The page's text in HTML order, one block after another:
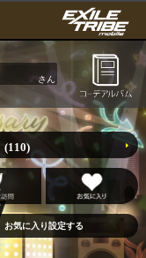
さん
(110)